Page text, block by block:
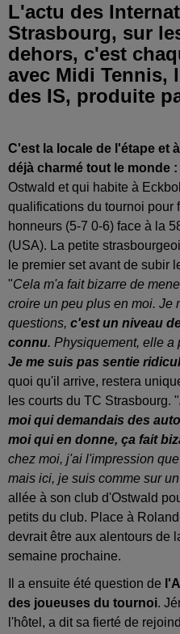
L'actu des
Strasbourg, sur
dehors, c'est
avec Midi
des IS, produite
C'est la locale de l'étape et
déjà charmé tout le monde :
Ostwald et qui habite à
qualifications du tournoi pour
honneurs (5-7 0-6) face à la
(USA). La petite
le premier set avant de subir
"Cela m'a fait bizarre de
croire un peu plus en moi. Je
questions, c'est un niveau
connu. Physiquement, elle a
Je me suis pas sentie
quoi qu'il arrive, restera
les courts du TC Strasbourg. "
moi qui demandais des
moi qui en donne, ça fait
chez moi, j'ai l'impression
mais ici, je suis comme sur
allée à son club d'Ostwald
petits du club. Place à
devrait être aux alentours de
semaine prochaine.
Il a ensuite été question de
des joueuses du tournoi.
l'hôtel, a dit sa fierté de